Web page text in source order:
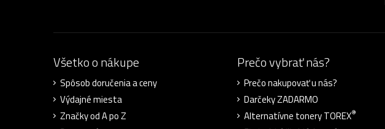
Všetko o nákupe
Spôsob doručenia a ceny
Výdajné miesta
Značky od A po Z
Prečo vybrať nás?
Prečo nakupovať u nás?
Darčeky ZADARMO
Alternatívne tonery TOREX®